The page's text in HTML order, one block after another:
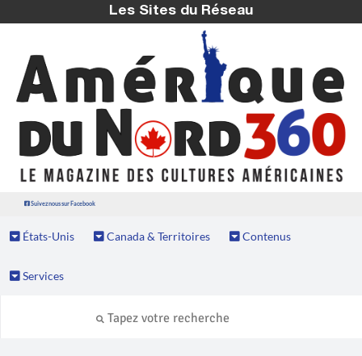
Les Sites du Réseau
Suivez nous sur Facebook
États-Unis Canada & Territoires Contenus
Services